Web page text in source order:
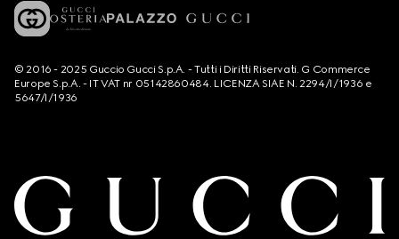
© 2016 - 2025 Guccio Gucci S.p.A. - Tutti i Diritti Riservati. G Commerce
Europe S.p.A. - IT VAT nr 05142860484. LICENZA SIAE N. 2294/I/1936 e
5647/I/1936